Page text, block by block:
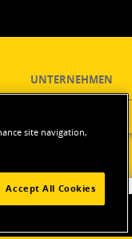
UNTERNEHMEN
site navigation,
Accept All Cookies